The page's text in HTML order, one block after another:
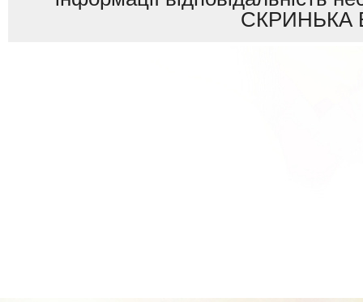
СКРИНЬКА